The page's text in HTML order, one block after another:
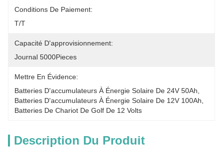
Conditions De Paiement:
T/T
Capacité D'approvisionnement:
Journal 5000Pieces
Mettre En Évidence:
Batteries D'accumulateurs À Énergie Solaire De 24V 50Ah
Batteries D'accumulateurs À Énergie Solaire De 12V 100Ah
Batteries De Chariot De Golf De 12 Volts
Description Du Produit